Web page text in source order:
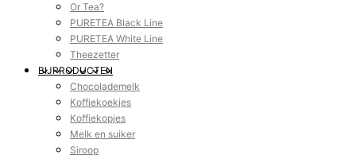
Or Tea?
PURETEA Black Line
PURETEA White Line
Theezetter
BIJPRODUCTEN
Chocolademelk
Koffiekoekjes
Koffiekopjes
Melk en suiker
Siroop